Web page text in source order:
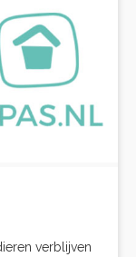
verblijven